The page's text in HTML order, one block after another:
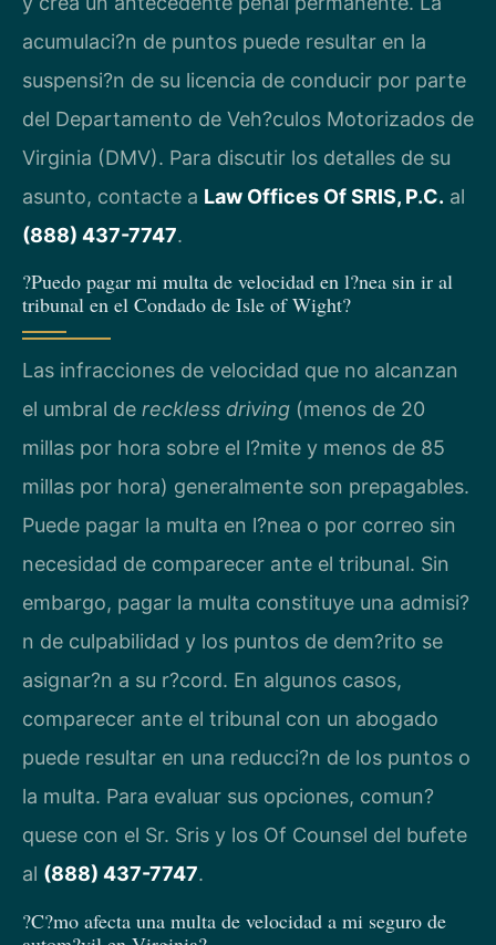
acumulaci?n de puntos puede resultar en la
suspensi?n de su licencia de conducir por parte
del Departamento de Veh?culos Motorizados de
Virginia (DMV). Para discutir los detalles de su
asunto, contacte a Law Offices Of SRIS, P.C. al
(888) 437-7747.
?Puedo pagar mi multa de velocidad en l?nea sin ir al
tribunal en el Condado de Isle of Wight?
Las infracciones de velocidad que no alcanzan
el umbral de reckless driving (menos de 20
millas por hora sobre el l?mite y menos de 85
millas por hora) generalmente son prepagables.
Puede pagar la multa en l?nea o por correo sin
necesidad de comparecer ante el tribunal. Sin
embargo, pagar la multa constituye una admisi?
n de culpabilidad y los puntos de dem?rito se
asignar?n a su r?cord. En algunos casos,
comparecer ante el tribunal con un abogado
puede resultar en una reducci?n de los puntos o
la multa. Para evaluar sus opciones, comun?
quese con el Sr. Sris y los Of Counsel del bufete
al (888) 437-7747.
?C?mo afecta una multa de velocidad a mi seguro de